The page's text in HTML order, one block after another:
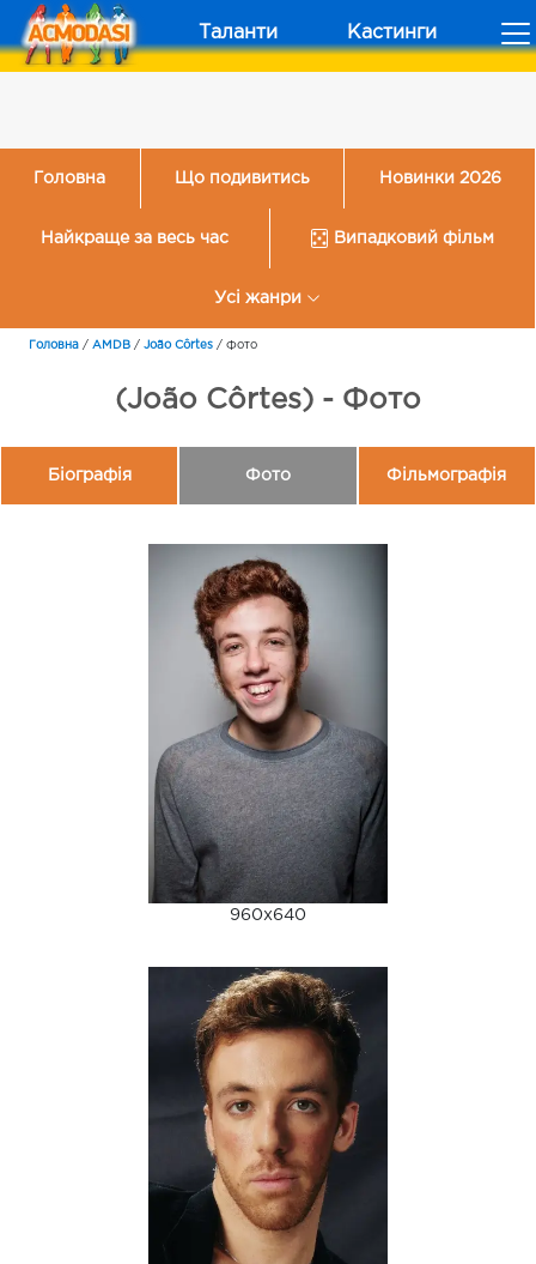
Таланти Кастинги
Головна Що подивитись Новинки 2026
Найкраще за весь час Випадковий фільм
Усі жанри
Головна / AMDB / João Côrtes / Фото
(João Côrtes) - Фото
Біографія Фото Фільмографія
960x640